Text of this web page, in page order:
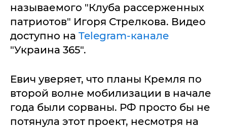
называемого "Клуба рассерженных
патриотов" Игоря Стрелкова. Видео
доступно на Telegram-канале
"Украина 365".
Евич уверяет, что планы Кремля по
второй волне мобилизации в начале
года были сорваны. РФ просто бы не
потянула этот проект, несмотря на